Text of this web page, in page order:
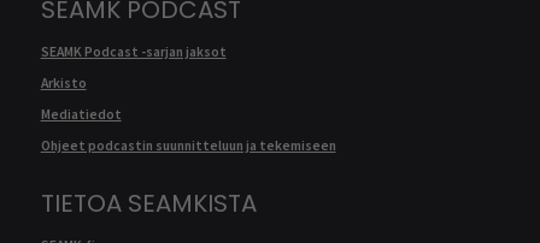
SEAMK PODCAST
SEAMK Podcast -sarjan jaksot
Arkisto
Mediatiedot
Ohjeet podcastin suunnitteluun ja tekemiseen
TIETOA SEAMKISTA